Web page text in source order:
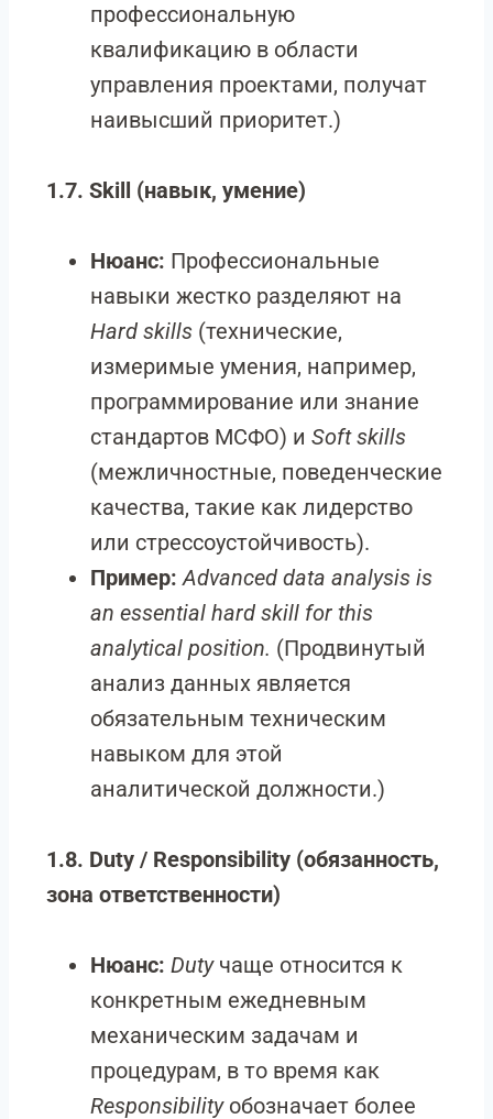
профессиональную
квалификацию в области
управления проектами, получат
наивысший приоритет.)
1.7. Skill (навык, умение)
Нюанс: Профессиональные
навыки жестко разделяют на
Hard skills (технические,
измеримые умения, например,
программирование или знание
стандартов МСФО) и Soft skills
(межличностные, поведенческие
качества, такие как лидерство
или стрессоустойчивость).
Пример: Advanced data analysis is
an essential hard skill for this
analytical position. (Продвинутый
анализ данных является
обязательным техническим
навыком для этой
аналитической должности.)
1.8. Duty / Responsibility (обязанность,
зона ответственности)
Нюанс: Dutyчаще относится к
конкретным ежедневным
механическим задачам и
процедурам, в то время как
Responsibilityобозначает более